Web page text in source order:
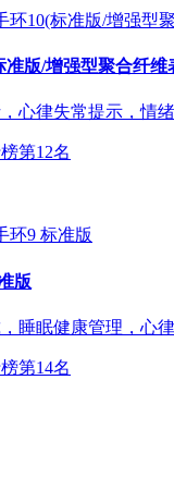
准版/增强型聚合纤维
心律失常提示，情
第12名
版
睡眠健康管理，心
第14名